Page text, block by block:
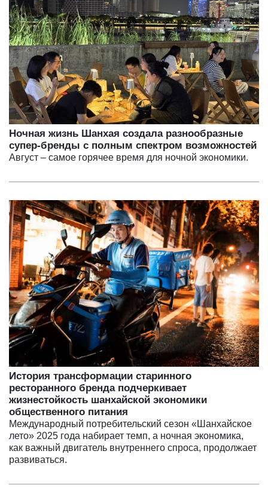
Ночная жизнь Шанхая создала разнообразные
супер-бренды с полным спектром возможностей
Август – самое горячее время для ночной экономики.
История трансформации старинного
ресторанного бренда подчеркивает
жизнестойкость шанхайской экономики
общественного питания
Международный потребительский сезон «Шанхайское
лето» 2025 года набирает темп, а ночная экономика,
как важный двигатель внутреннего спроса, продолжает
развиваться.